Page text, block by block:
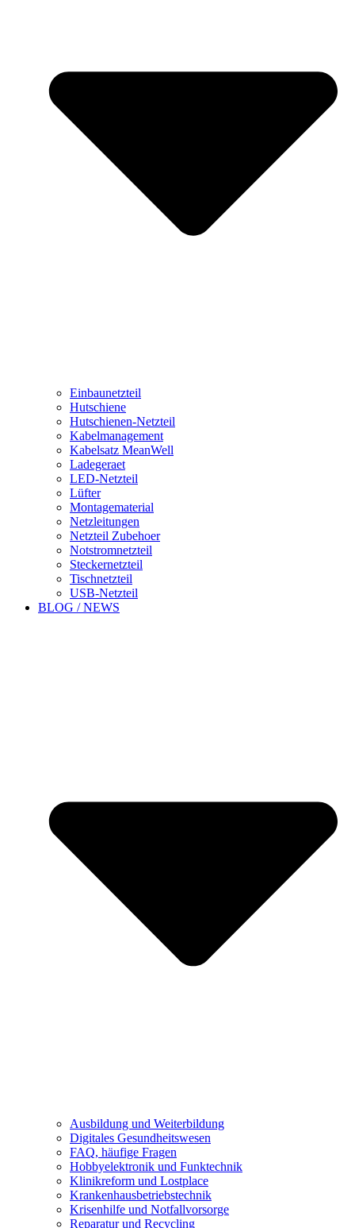
Einbaunetzteil
Hutschiene
Hutschienen-Netzteil
Kabelmanagement
Kabelsatz MeanWell
Ladegeraet
LED-Netzteil
Lüfter
Montagematerial
Netzleitungen
Netzteil Zubehoer
Notstromnetzteil
Steckernetzteil
Tischnetzteil
USB-Netzteil
BLOG / NEWS
Ausbildung und Weiterbildung
Digitales Gesundheitswesen
FAQ, häufige Fragen
Hobbyelektronik und Funktechnik
Klinikreform und Lostplace
Krankenhausbetriebstechnik
Krisenhilfe und Notfallvorsorge
Reparatur und Recycling